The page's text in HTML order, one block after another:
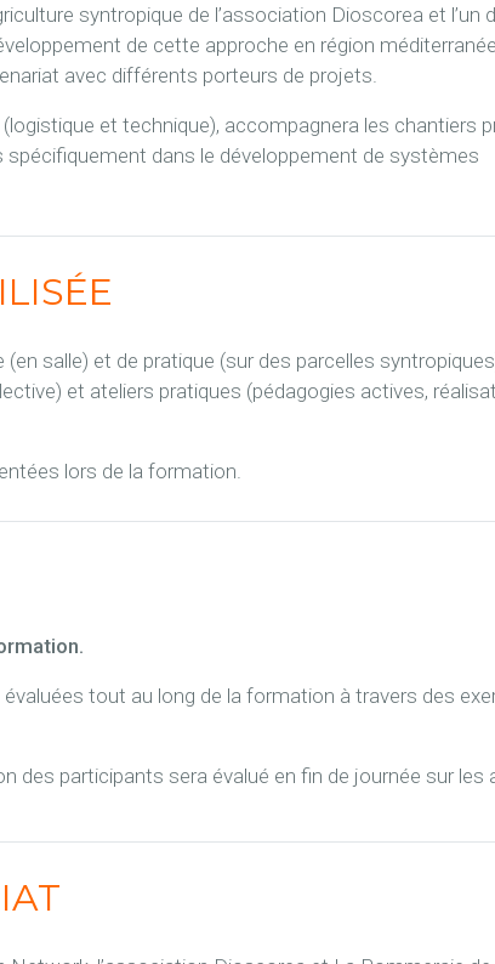
syntropique de l’association Dioscorea et l’un
de cette approche en région
avec différents porteurs de projets.
et technique), accompagnera les chantiers
dans le développement de systèmes
salle) et de pratique (sur des parcelles
et ateliers pratiques (pédagogies actives,
lors de la formation.
tout au long de la formation à travers des
des participants sera évalué en fin de journée sur les